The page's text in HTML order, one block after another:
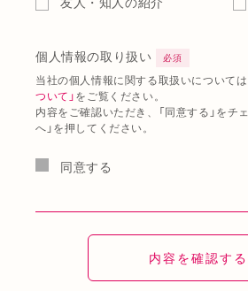
個人情報の取り扱い 必須
当社の個人情報に関する取扱いについては
ついて」をご覧ください。
内容をご確認いただき、「同意する」をチ
へ」を押してください。
同意する